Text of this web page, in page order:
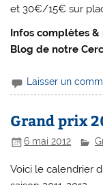
et 30€/15€ sur
Infos complètes
Blog de notre
Laisser un
Grand prix
6 mai 2012
Voici le calendrier